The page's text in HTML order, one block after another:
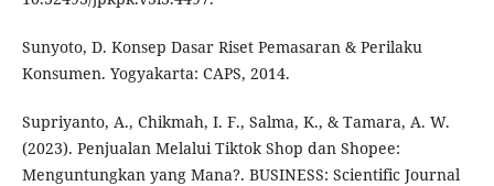
Sunyoto, D. Konsep Dasar Riset Pemasaran & Perilaku
Konsumen. Yogyakarta: CAPS, 2014.
Supriyanto, A., Chikmah, I. F., Salma, K., & Tamara, A. W.
(2023). Penjualan Melalui Tiktok Shop dan Shopee:
Menguntungkan yang Mana?. BUSINESS: Scientific Journal